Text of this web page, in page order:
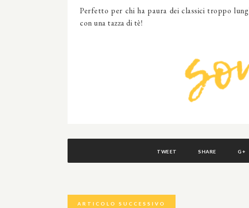
Perfetto per chi ha paura dei classici troppo
con una tazza di tè!
TWEET SHARE G+
ARTICOLO SUCCESSIVO